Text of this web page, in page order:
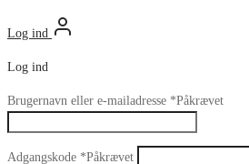
Log ind
Log ind
Brugernavn eller e-mailadresse *Påkrævet
Adgangskode *Påkrævet